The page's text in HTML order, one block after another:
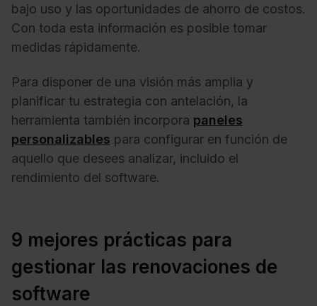
bajo uso y las oportunidades de ahorro de costos.
Con toda esta información es posible tomar
medidas rápidamente.
Para disponer de una visión más amplia y
planificar tu estrategia con antelación, la
herramienta también incorpora paneles
personalizables para configurar en función de
aquello que desees analizar, incluido el
rendimiento del software.
9 mejores prácticas para
gestionar las renovaciones de
software